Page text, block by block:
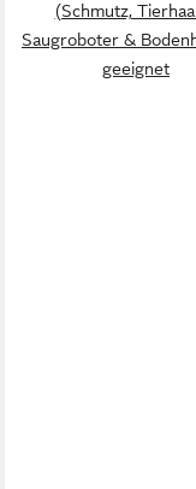
(Schmutz,
Saugroboter &
geeignet